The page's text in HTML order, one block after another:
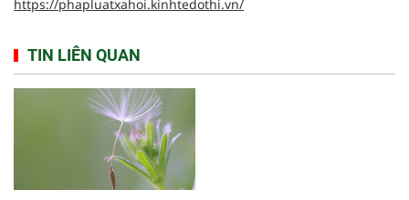
https://phapluatxahoi.kinhtedothi.vn/
TIN LIÊN QUAN